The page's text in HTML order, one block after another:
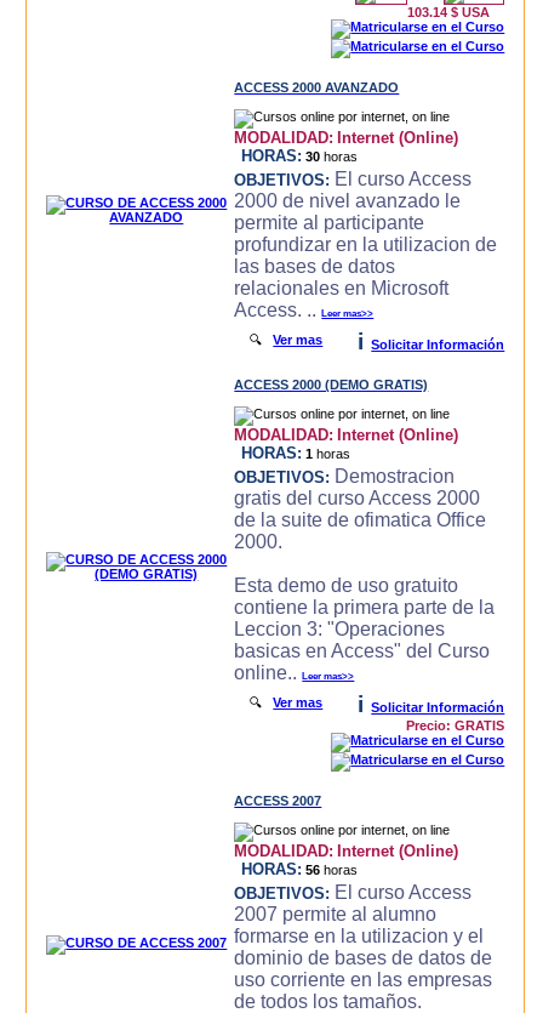
103.14 $ USA
ACCESS 2000 AVANZADO
MODALIDAD: Internet (Online)
HORAS: 30 horas
OBJETIVOS: El curso Access
2000 de nivel avanzado le
permite al participante
profundizar en la utilizacion de
las bases de datos
relacionales en Microsoft
Access. ..Leer mas>>
🔍Ver mas i Solicitar Información
ACCESS 2000 (DEMO GRATIS)
MODALIDAD: Internet (Online)
HORAS: 1 horas
OBJETIVOS: Demostracion
gratis del curso Access 2000
de la suite de ofimatica Office
2000.
Esta demo de uso gratuito
contiene la primera parte de la
Leccion 3: "Operaciones
basicas en Access" del Curso
online..Leer mas>>
🔍Ver mas i
Solicitar Información
Precio: GRATIS
ACCESS 2007
MODALIDAD: Internet (Online)
HORAS: 56 horas
OBJETIVOS: El curso Access
2007 permite al alumno
formarse en la utilizacion y el
dominio de bases de datos de
uso corriente en las empresas
de todos los tamaños.